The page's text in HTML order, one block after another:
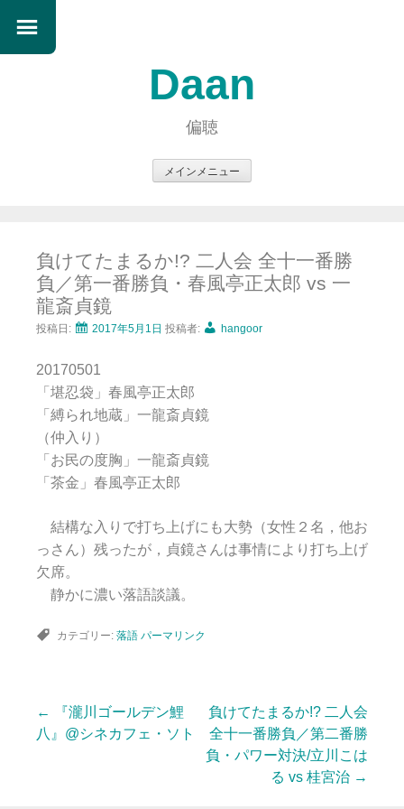
Daan
偏聴
メインメニュー
ン
ツ
へ
ス
ッ
プ
負けてたまるか!? 二人会 全十一番勝
負／第一番勝負・春風亭正太郎 vs 一
龍斎貞鏡
投稿日: 2017年5月1日 投稿者: hangoor
20170501
「堪忍袋」春風亭正太郎
「縛られ地蔵」一龍斎貞鏡
（仲入り）
「お民の度胸」一龍斎貞鏡
「茶金」春風亭正太郎
結構な入りで打ち上げにも大勢（女性２名，他お
っさん）残ったが，貞鏡さんは事情により打ち上げ
欠席。
静かに濃い落語談議。
カテゴリー: 落語 パーマリンク
投
←
『瀧川ゴールデン鯉
八』@シネカフェ・ソト
負けてたまるか!? 二人会
全十一番勝負／第二番勝
負・パワー対決/立川こは
る vs 桂宮治 →